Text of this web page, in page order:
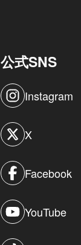
公式SNS
Instagram
X
Facebook
YouTube